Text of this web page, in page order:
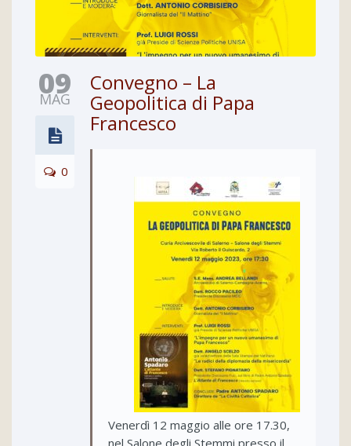
09
MAG
0
Convegno – La
Geopolitica di Papa
Francesco
Venerdì 12 maggio alle ore 17.30,